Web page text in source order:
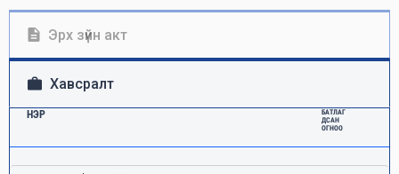
Эрх зүйн акт
Хавсралт
НЭР
БАТЛАГ
ДСАН
ОГНОО